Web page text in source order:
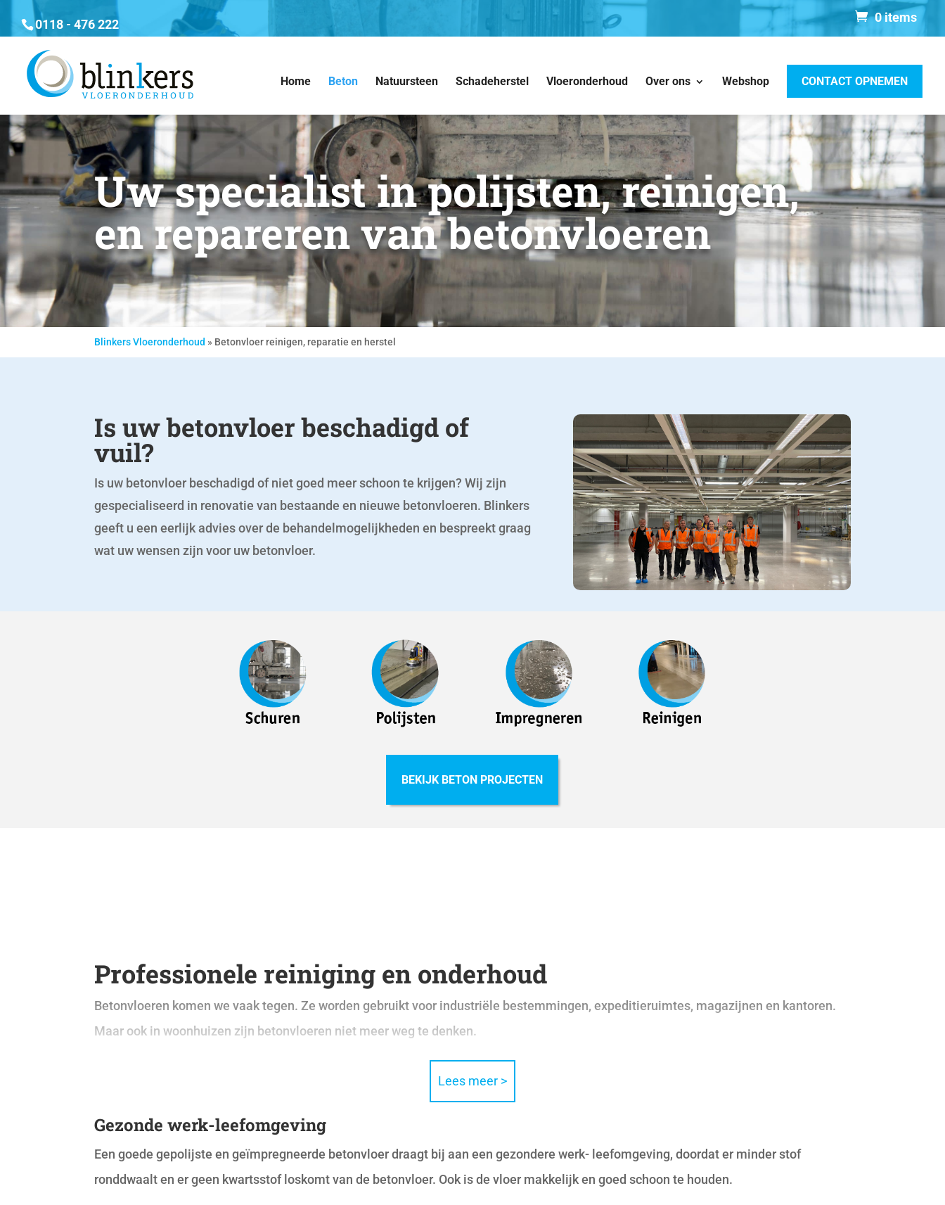
0118 - 476 222 0 items
Home Beton Natuursteen Schadeherstel Vloeronderhoud Over ons Webshop CONTACT OPNEMEN
Uw specialist in polijsten, reinigen,
en repareren van betonvloeren
Blinkers Vloeronderhoud » Betonvloer reinigen, reparatie en herstel
Is uw betonvloer beschadigd of
vuil?
Is uw betonvloer beschadigd of niet goed meer schoon te krijgen? Wij zijn
gespecialiseerd in renovatie van bestaande en nieuwe betonvloeren. Blinkers
geeft u een eerlijk advies over de behandelmogelijkheden en bespreekt graag
wat uw wensen zijn voor uw betonvloer.
BEKIJK BETON PROJECTEN
Professionele reiniging en onderhoud
Betonvloeren komen we vaak tegen. Ze worden gebruikt voor industriële bestemmingen, expeditieruimtes, magazijnen en kantoren.
Maar ook in woonhuizen zijn betonvloeren niet meer weg te denken.
Lees meer >
Gezonde werk-leefomgeving
Een goede gepolijste en geïmpregneerde betonvloer draagt bij aan een gezondere werk- leefomgeving, doordat er minder stof
ronddwaalt en er geen kwartsstof loskomt van de betonvloer. Ook is de vloer makkelijk en goed schoon te houden.